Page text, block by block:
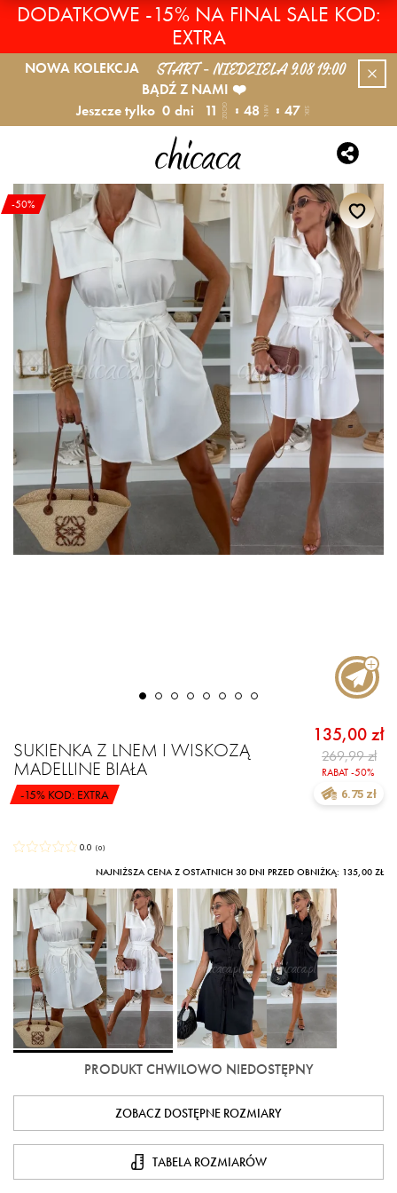
DODATKOWE -15% NA FINAL SALE KOD:
EXTRA
NOWA KOLEKCJA START - NIEDZIELA 9.08 19:00
BĄDŹ Z NAMI ❤️
Jeszcze tylko 0 dni 11 GODZ. 48 MIN. 47 SEK.
-50%
SUKIENKA Z LNEM I WISKOZĄ
MADELLINE BIAŁA
-15% KOD: EXTRA
135,00 zł
RABAT -50%
269,99 zł
6.75 zł
0.0 (0)
NAJNIŻSZA CENA Z OSTATNICH 30 DNI PRZED OBNIŻKĄ: 135,00 ZŁ
PRODUKT CHWILOWO NIEDOSTĘPNY
ZOBACZ DOSTĘPNE ROZMIARY
TABELA ROZMIARÓW